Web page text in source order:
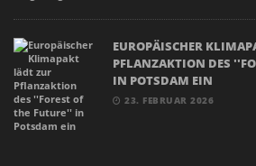
EUROPÄISCHER
PFLANZAKTION DES
IN POTSDAM EIN
23. FEBRUAR 2026